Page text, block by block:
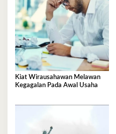
Kiat Wirausahawan Melawan
Kegagalan Pada Awal Usaha